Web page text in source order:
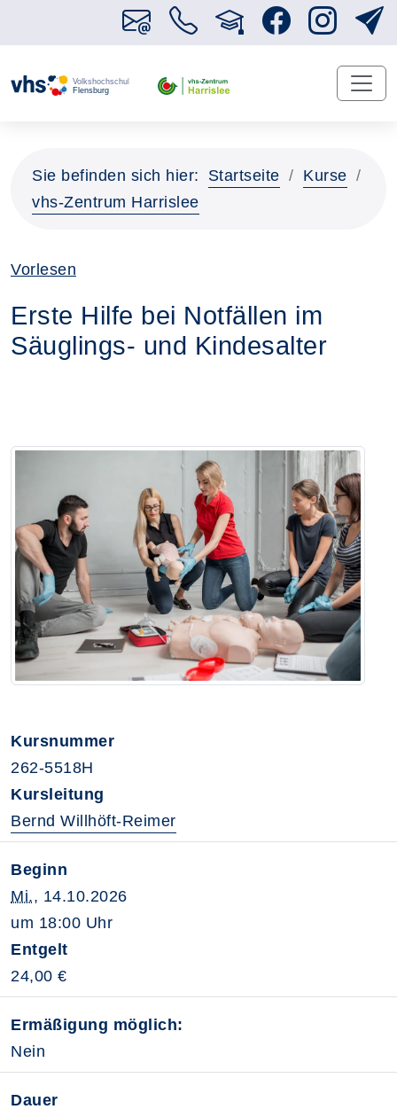
Sie befinden sich hier: Startseite
Kurse
vhs-Zentrum Harrislee
Vorlesen
Erste Hilfe bei Notfällen im
Säuglings- und Kindesalter
Kursnummer
262-5518H
Kursleitung
Bernd Willhöft-Reimer
Beginn
Mi., 14.10.2026
um 18:00 Uhr
Entgelt
24,00 €
Ermäßigung möglich:
Nein
Dauer